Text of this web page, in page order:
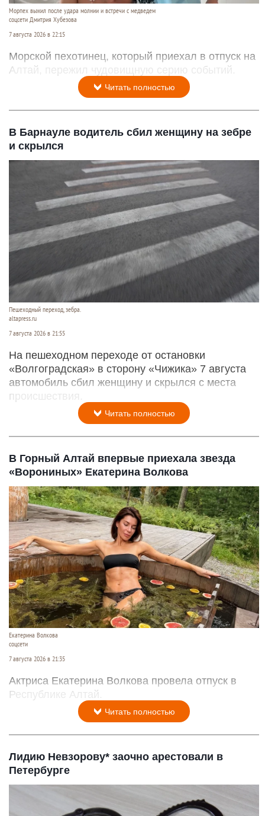
Морпех выжил после удара молнии и встречи с медведем
соцсети Дмитрия Хубезова
7 августа 2026 в 22:15
Морской пехотинец, который приехал в отпуск на
Алтай, пережил чудовищную серию событий.
Читать полностью
В Барнауле водитель сбил женщину на зебре
и скрылся
Пешеходный переход, зебра.
altapress.ru
7 августа 2026 в 21:55
На пешеходном переходе от остановки
«Волгоградская» в сторону «Чижика» 7 августа
автомобиль сбил женщину и скрылся с места
происшествия.
Читать полностью
В Горный Алтай впервые приехала звезда
«Ворониных» Екатерина Волкова
Екатерина Волкова
соцсети
7 августа 2026 в 21:35
Актриса Екатерина Волкова провела отпуск в
Республике Алтай.
Читать полностью
Лидию Невзорову* заочно арестовали в
Петербурге